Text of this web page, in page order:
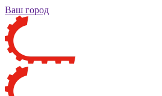
Ваш город